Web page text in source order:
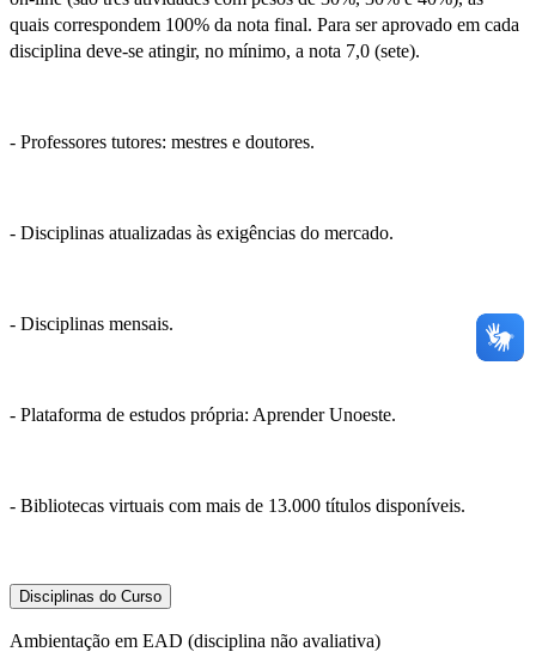
quais correspondem 100% da nota final. Para ser aprovado em cada
disciplina deve-se atingir, no mínimo, a nota 7,0 (sete).
- Professores tutores: mestres e doutores.
- Disciplinas atualizadas às exigências do mercado.
- Disciplinas mensais.
- Plataforma de estudos própria: Aprender Unoeste.
- Bibliotecas virtuais com mais de 13.000 títulos disponíveis.
Disciplinas do Curso
Ambientação em EAD (disciplina não avaliativa)